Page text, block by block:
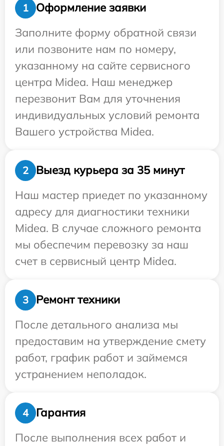
1
Оформление заявки
Заполните форму обратной связи
или позвоните нам по номеру,
указанному на сайте сервисного
центра Midea. Наш менеджер
перезвонит Вам для уточнения
индивидуальных условий ремонта
Вашего устройства Midea.
2
Выезд курьера за 35 минут
Наш мастер приедет по указанному
адресу для диагностики техники
Midea. В случае сложного ремонта
мы обеспечим перевозку за наш
счет в сервисный центр Midea.
3
Ремонт техники
После детального анализа мы
предоставим на утверждение смету
работ, график работ и займемся
устранением неполадок.
4
Гарантия
После выполнения всех работ и